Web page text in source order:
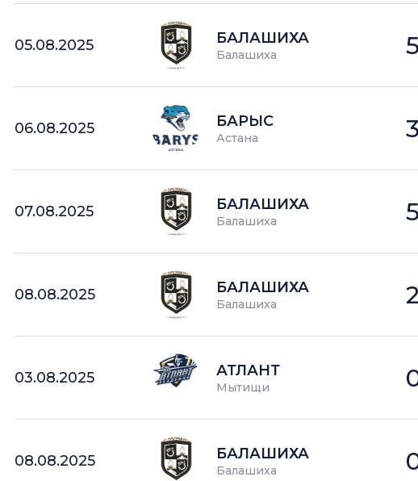
05.08.2025 БАЛАШИХА
Балашиха
06.08.2025 БАРЫС
Астана
07.08.2025 БАЛАШИХА
Балашиха
08.08.2025 БАЛАШИХА
Балашиха
03.08.2025 АТЛАНТ
Мытищи
08.08.2025 БАЛАШИХА
Балашиха